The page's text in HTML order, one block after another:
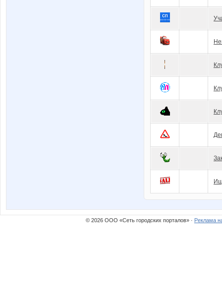
© 2026 ООО «Сеть городских порталов» · Реклама